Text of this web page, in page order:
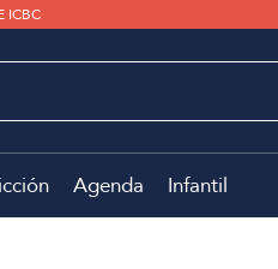
ICBC
Agenda Infantil